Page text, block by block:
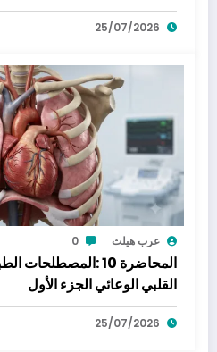
25/07/2026
عرب هيلث 0
المحاضرة 10
القلبي الوعائي الجزء الأول
25/07/2026